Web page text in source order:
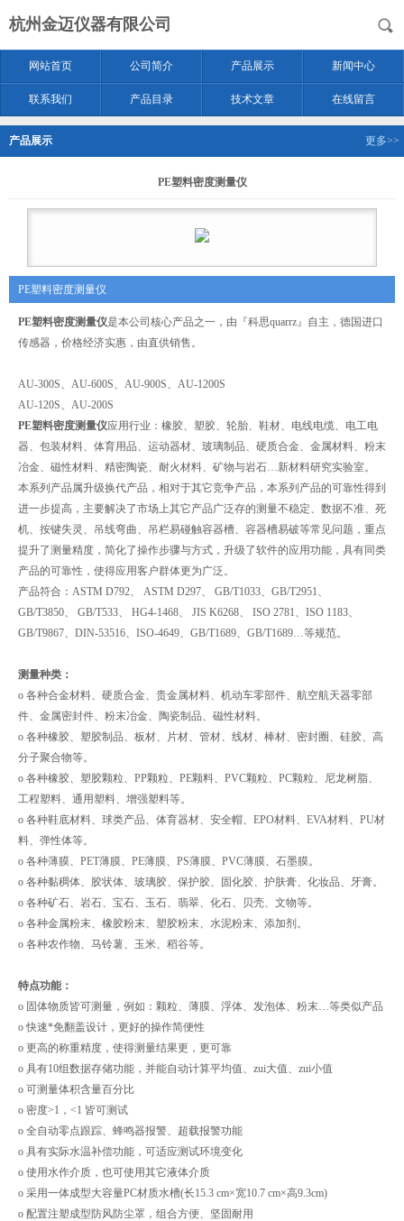
杭州金迈仪器有限公司
网站首页 公司简介 产品展示 新闻中心
联系我们 产品目录 技术文章 在线留言
产品展示 更多>>
PE塑料密度测量仪
PE塑料密度测量仪
PE塑料密度测量仪是本公司核心产品之一，由『科思quarrz』自主，德国进口
传感器，价格经济实惠，由直供销售。
AU-300S、AU-600S、AU-900S、AU-1200S
AU-120S、AU-200S
PE塑料密度测量仪应用行业：橡胶、塑胶、轮胎、鞋材、电线电缆、电工电
器、包装材料、体育用品、运动器材、玻璃制品、硬质合金、金属材料、粉末
冶金、磁性材料、精密陶瓷、耐火材料、矿物与岩石…新材料研究实验室。
本系列产品属升级换代产品，相对于其它竞争产品，本系列产品的可靠性得到
进一步提高，主要解决了市场上其它产品广泛存的测量不稳定、数据不准、死
机、按键失灵、吊线弯曲、吊栏易碰触容器槽、容器槽易破等常见问题，重点
提升了测量精度，简化了操作步骤与方式，升级了软件的应用功能，具有同类
产品的可靠性，使得应用客户群体更为广泛。
产品符合：ASTM D792、 ASTM D297、 GB/T1033、GB/T2951、
GB/T3850、 GB/T533、 HG4-1468、 JIS K6268、 ISO 2781、ISO 1183、
GB/T9867、DIN-53516、ISO-4649、GB/T1689、GB/T1689…等规范。
测量种类：
o 各种合金材料、硬质合金、贵金属材料、机动车零部件、航空航天器零部
件、金属密封件、粉末冶金、陶瓷制品、磁性材料。
o 各种橡胶、塑胶制品、板材、片材、管材、线材、棒材、密封圈、硅胶、高
分子聚合物等。
o 各种橡胶、塑胶颗粒、PP颗粒、PE颗料、PVC颗粒、PC颗粒、尼龙树脂、
工程塑料、通用塑料、增强塑料等。
o 各种鞋底材料、球类产品、体育器材、安全帽、EPO材料、EVA材料、PU材
料、弹性体等。
o 各种薄膜、PET薄膜、PE薄膜、PS薄膜、PVC薄膜、石墨膜。
o 各种黏稠体、胶状体、玻璃胶、保护胶、固化胶、护肤膏、化妆品、牙膏。
o 各种矿石、岩石、宝石、玉石、翡翠、化石、贝壳、文物等。
o 各种金属粉末、橡胶粉末、塑胶粉末、水泥粉末、添加剂。
o 各种农作物、马铃薯、玉米、稻谷等。
特点功能：
o 固体物质皆可测量，例如：颗粒、薄膜、浮体、发泡体、粉末…等类似产品
o 快速*免翻盖设计，更好的操作简便性
o 更高的称重精度，使得测量结果更，更可靠
o 具有10组数据存储功能，并能自动计算平均值、zui大值、zui小值
o 可测量体积含量百分比
o 密度>1，<1 皆可测试
o 全自动零点跟踪、蜂鸣器报警、超载报警功能
o 具有实际水温补偿功能，可适应测试环境变化
o 使用水作介质，也可使用其它液体介质
o 采用一体成型大容量PC材质水槽(长15.3 cm×宽10.7 cm×高9.3cm)
o 配置注塑成型防风防尘罩，组合方便、坚固耐用